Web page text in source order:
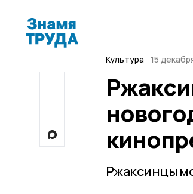
Культура 15
Ржаксинцы